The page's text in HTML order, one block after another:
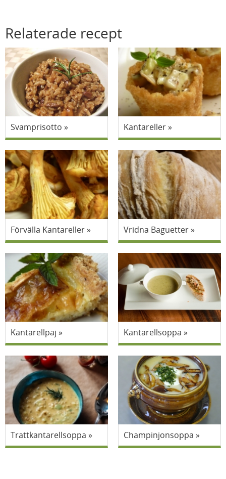
Relaterade recept
Svamprisotto Kantareller
Förvälla Kantareller Vridna Baguetter
Kantarellpaj Kantarellsoppa
Trattkantarellsoppa Champinjonsoppa